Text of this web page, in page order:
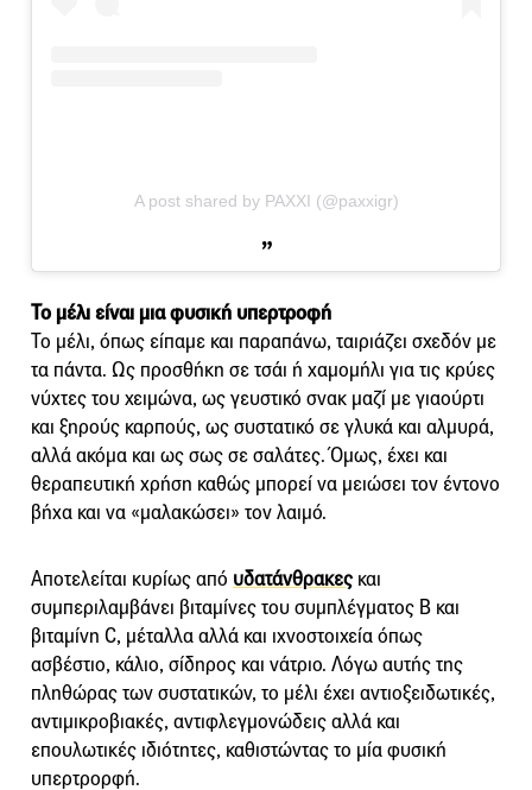
A post shared by PAXXI (@paxxigr)
Το μέλι είναι μια φυσική υπερτροφή
Το μέλι, όπως είπαμε και παραπάνω, ταιριάζει σχεδόν με
τα πάντα. Ως προσθήκη σε τσάι ή χαμομήλι για τις κρύες
νύχτες του χειμώνα, ως γευστικό σνακ μαζί με γιαούρτι
και ξηρούς καρπούς, ως συστατικό σε γλυκά και αλμυρά,
αλλά ακόμα και ως σως σε σαλάτες. Όμως, έχει και
θεραπευτική χρήση καθώς μπορεί να μειώσει τον έντονο
βήχα και να «μαλακώσει» τον λαιμό.
Αποτελείται κυρίως από υδατάνθρακες και
συμπεριλαμβάνει βιταμίνες του συμπλέγματος Β και
βιταμίνη C, μέταλλα αλλά και ιχνοστοιχεία όπως
ασβέστιο, κάλιο, σίδηρος και νάτριο. Λόγω αυτής της
πληθώρας των συστατικών, το μέλι έχει αντιοξειδωτικές,
αντιμικροβιακές, αντιφλεγμονώδεις αλλά και
επουλωτικές ιδιότητες, καθιστώντας το μία φυσική
υπερτρορφή.